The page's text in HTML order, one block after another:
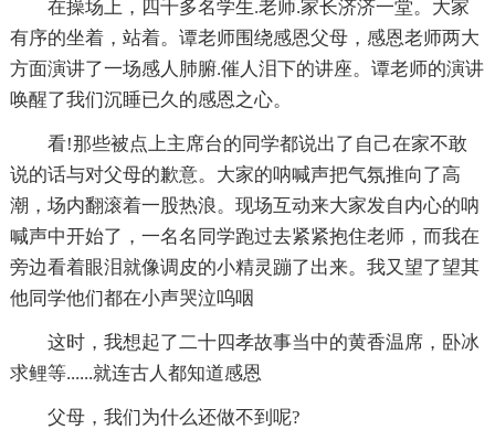
在操场上，四千多名学生.老师.家长济济一堂。大家
有序的坐着，站着。谭老师围绕感恩父母，感恩老师两大
方面演讲了一场感人肺腑.催人泪下的讲座。谭老师的演讲
唤醒了我们沉睡已久的感恩之心。
看!那些被点上主席台的同学都说出了自己在家不敢
说的话与对父母的歉意。大家的呐喊声把气氛推向了高
潮，场内翻滚着一股热浪。现场互动来大家发自内心的呐
喊声中开始了，一名名同学跑过去紧紧抱住老师，而我在
旁边看着眼泪就像调皮的小精灵蹦了出来。我又望了望其
他同学他们都在小声哭泣呜咽
这时，我想起了二十四孝故事当中的黄香温席，卧冰
求鲤等......就连古人都知道感恩
父母，我们为什么还做不到呢?